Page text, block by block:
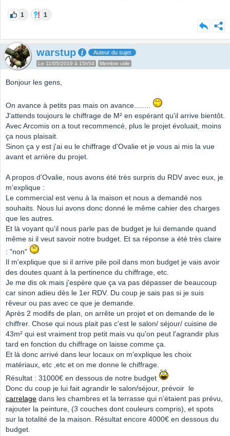
1 1
warstup Auteur du sujet
Le 11/05/2019 à 15h54 Membre utile
Bonjour les gens,
On avance à petits pas mais on avance........
J'attends toujours le chiffrage de M² en espérant qu'il arrive bientôt.
Avec Arcomis on a tout recommencé, plus le projet évoluait, moins
ça nous plaisait.
Sinon ça y est j'ai eu le chiffrage d'Ovalie et je vous ai mis la vue
avant et arrière du projet.
A propos d'Ovalie, nous avons été très surpris du RDV avec eux, je
m'explique :
Le commercial est venu à la maison et nous a demandé nos
souhaits. Nous lui avons donc donné le même cahier des charges
que les autres.
Et là voyant qu'il nous parle pas de budget je lui demande quand
même si il veut savoir notre budget. Et sa réponse a été très claire
: "non"
Il m'explique que si il arrive pile poil dans mon budget je vais avoir
des doutes quant à la pertinence du chiffrage, etc.
Je me dis ok mais j'espère que ça va pas dépasser de beaucoup
car sinon adieu dès le 1er RDV. Du coup je sais pas si je suis
rêveur ou pas avec ce que je demande.
Après 2 modifs de plan, on arrête un projet et on demande de le
chiffrer. Chose qui nous plait pas c'est le salon/ séjour/ cuisine de
43m² qui est vraiment trop petit mais vu qu'on peut l'agrandir plus
tard en fonction du chiffrage on laisse comme ça.
Et là donc arrivé dans leur locaux on m'explique les choix
matériaux, etc ,etc et on me donne le chiffrage.
Résultat : 31000€ en dessous de notre budget
Donc du coup je lui fait agrandir le salon/séjour, prévoir le
carrelage dans les chambres et la terrasse qui n'étaient pas prévu,
rajouter la peinture, (3 couches dont couleurs compris), et spots
sur la totalité de la maison. Résultat encore 4000€ en dessous du
budget.